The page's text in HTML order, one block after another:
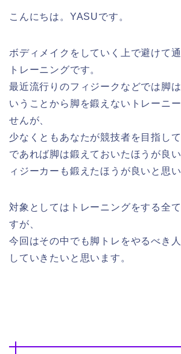
こんにちは。YASUです。
ボディメイクをしていく上で避けて
トレーニングです。
最近流行りのフィジークなどでは脚
いうことから脚を鍛えないトレーニ
せんが、
少なくともあなたが競技者を目指し
であれば脚は鍛えておいたほうが良
ィジーカーも鍛えたほうが良いと思い
対象としてはトレーニングをする全
すが、
今回はその中でも脚トレをやるべき
していきたいと思います。